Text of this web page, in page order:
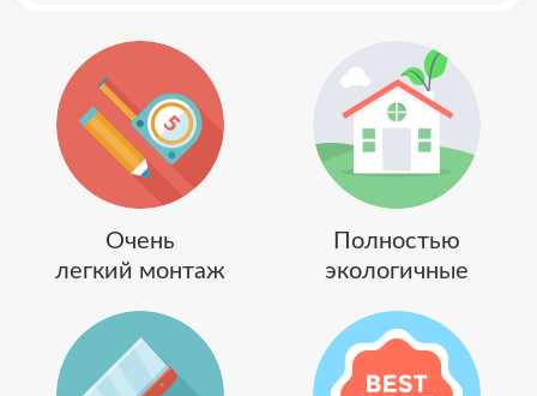
Очень
легкий монтаж
Полностью
экологичные